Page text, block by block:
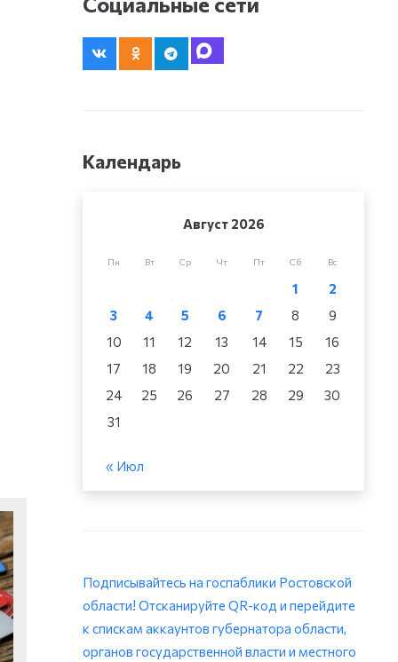
Календарь
Август 2026
Пн Вт Ср Чт Пт Сб Вс
1
2
3
4 5 6 7 8
9
10
11 12 13 14 15
16
17
18 19 20 21 22
23
24
25 26 27 28 29
30
31
« Июл
Подписывайтесь на госпаблики Ростовской
области! Отсканируйте QR-код и перейдите
к спискам аккаунтов губернатора области,
органов государственной власти и местного